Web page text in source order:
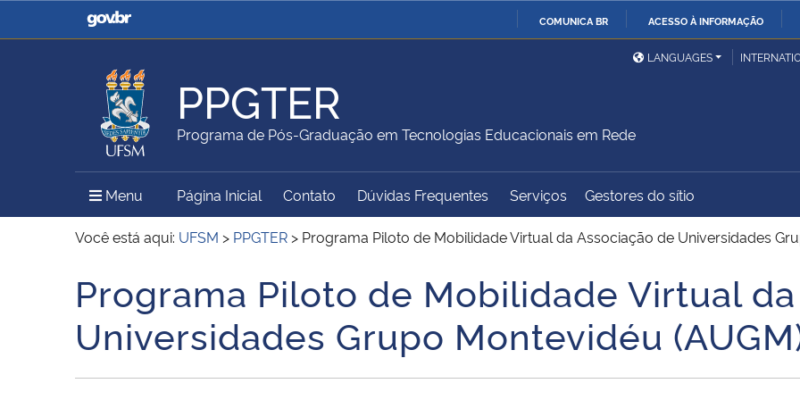
COMUNICA BR ACESSO À INFORMAÇÃO
Casa Civil
Ministério da Justiça e
Ministério da Defesa
Ministério das Relações
Exteriores
Ministério da Agricultura,
Pecuária e Abastecimento
Ministério da Educação
Ministério do Meio Ambiente Ministério do Turismo
Ministério do
Desenvolvimento Regional
Controladoria-Geral da
União
Secretaria de Governo
Gabinete de Segurança
Institucional
Advocacia-Geral da União Banco Central do Brasil
LANGUAGES
PPGTER
Programa de Pós-Graduação em Tecnologias Educacionais em Rede
Menu Menu Principal do Sítio
Página Inicial Contato Dúvidas Frequentes Serviços Gestores do sítio
Você está aqui: UFSM > PPGTER > Programa Piloto de Mobilidade Virtual da Associação de Universidades
Início do conteúdo
Programa Piloto de Mobilidade Virtual
Universidades Grupo Montevidéu